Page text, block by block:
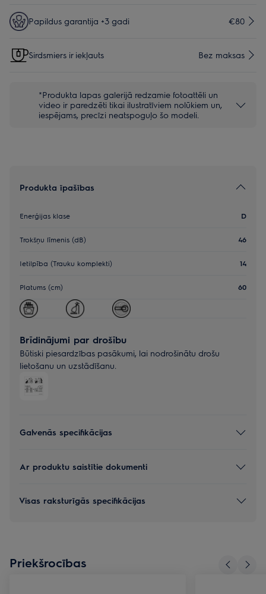
Papildus garantija +3 gadi €80
Sirdsmiers ir iekļauts Bez maksas
*Produkta lapas galerijā redzamie fotoattēli un
video ir paredzēti tikai ilustratīviem nolūkiem un,
iespējams, precīzi neatspoguļo šo modeli.
Produkta īpašības
Enerģijas klase D
Trokšņu līmenis (dB) 46
Ietilpība (Trauku komplekti) 14
Platums (cm) 60
Brīdinājumi par drošību
Būtiski piesardzības pasākumi, lai nodrošinātu drošu
lietošanu un uzstādīšanu.
Galvenās specifikācijas
Ar produktu saistītie dokumenti
Visas raksturīgās specifikācijas
Priekšrocības